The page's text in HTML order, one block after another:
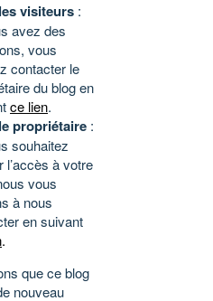
visiteurs :
avez des
vous
contacter le
du blog en
ce lien.
propriétaire :
souhaitez
l’accès à votre
vous
à nous
en suivant
.
que ce blog
nouveau